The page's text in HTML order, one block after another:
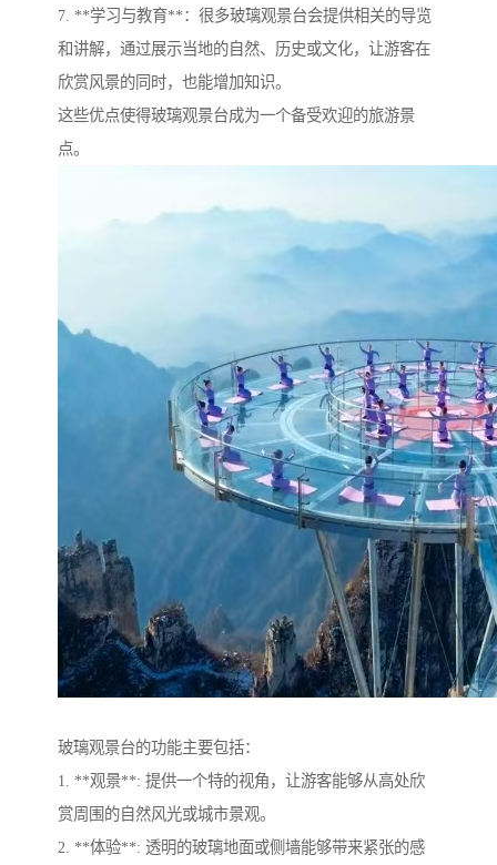
7. **学习与教育**：很多玻璃观景台会提供相关的导览
和讲解，通过展示当地的自然、历史或文化，让游客在
欣赏风景的同时，也能增加知识。
这些优点使得玻璃观景台成为一个备受欢迎的旅游景
点。
玻璃观景台的功能主要包括：
1. **观景**: 提供一个特的视角，让游客能够从高处欣
赏周围的自然风光或城市景观。
2. **体验**: 透明的玻璃地面或侧墙能够带来紧张的感